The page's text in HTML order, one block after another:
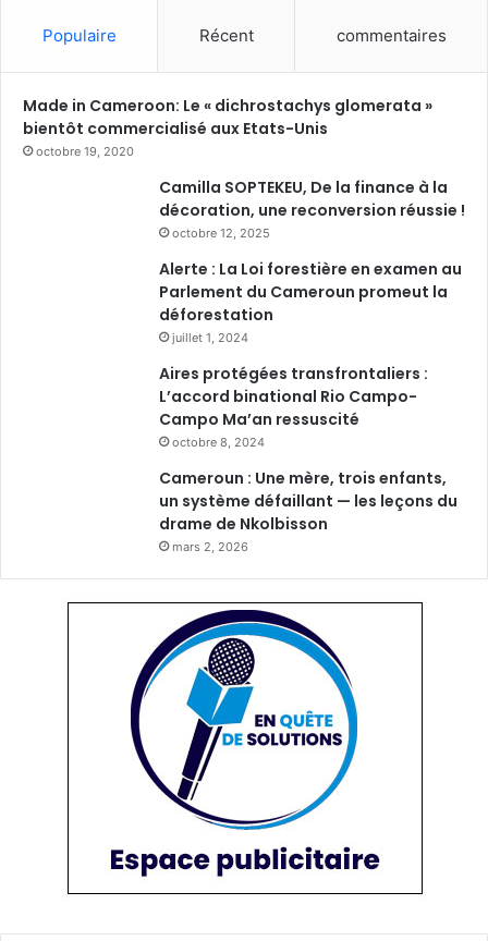
Populaire Récent commentaires
Made in Cameroon: Le « dichrostachys glomerata »
bientôt commercialisé aux Etats-Unis
octobre 19, 2020
Camilla SOPTEKEU, De la finance à la
décoration, une reconversion réussie !
octobre 12, 2025
Alerte : La Loi forestière en examen au
Parlement du Cameroun promeut la
déforestation
juillet 1, 2024
Aires protégées transfrontaliers :
L’accord binational Rio Campo-
Campo Ma’an ressuscité
octobre 8, 2024
Cameroun : Une mère, trois enfants,
un système défaillant — les leçons du
drame de Nkolbisson
mars 2, 2026